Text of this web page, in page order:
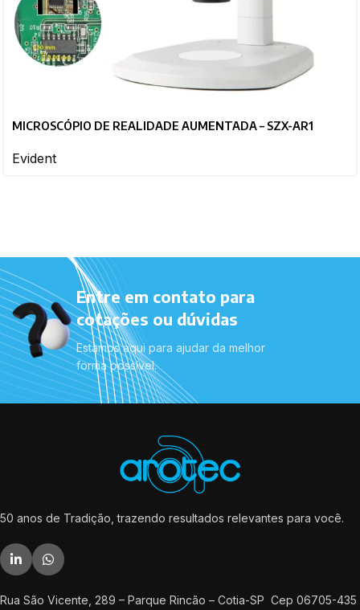
MICROSCÓPIO DE REALIDADE AUMENTADA – SZX-AR1
Evident
Entre em contato para
cotações ou dúvidas
Estamos aqui para ajudar da melhor
forma possível.
50 anos de Tradição, trazendo resultados relevantes para você.
Rua São Vicente, 289 – Parque Rincão – Cotia-SP Cep 06705-435